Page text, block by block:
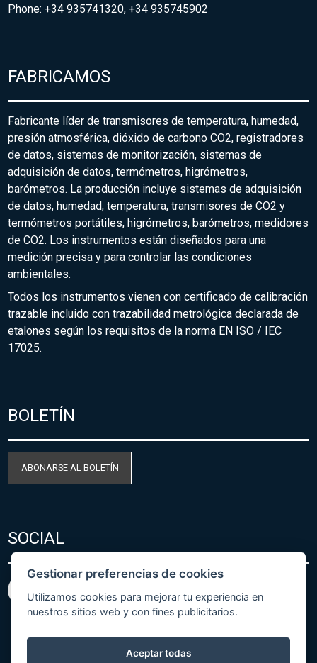
Phone: +34 935741320, +34 935745902
FABRICAMOS
Fabricante líder de transmisores de temperatura, humedad,
presión atmosférica, dióxido de carbono CO2, registradores
de datos, sistemas de monitorización, sistemas de
adquisición de datos, termómetros, higrómetros,
barómetros. La producción incluye sistemas de adquisición
de datos, humedad, temperatura, transmisores de CO2 y
termómetros portátiles, higrómetros, barómetros, medidores
de CO2. Los instrumentos están diseñados para una
medición precisa y para controlar las condiciones
ambientales.
Todos los instrumentos vienen con certificado de calibración
trazable incluido con trazabilidad metrológica declarada de
etalones según los requisitos de la norma EN ISO / IEC
17025.
BOLETÍN
ABONARSE AL BOLETÍN
SOCIAL
Gestionar preferencias de cookies
Utilizamos cookies para mejorar tu experiencia en
nuestros sitios web y con fines publicitarios.
Aceptar todas